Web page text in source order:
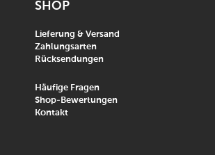
SHOP
Lieferung & Versand
Zahlungsarten
Rücksendungen
Häufige Fragen
Shop-Bewertungen
Kontakt